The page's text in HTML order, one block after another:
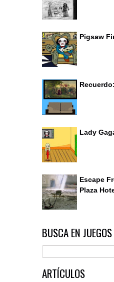
Pigsaw
Lady
Escape
Plaza
BUSCA EN
ARTÍCULOS